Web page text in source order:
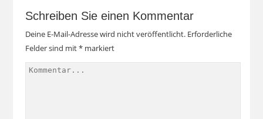
Schreiben Sie einen Kommentar
Deine E-Mail-Adresse wird nicht veröffentlicht. Erforderliche
Felder sind mit*markiert